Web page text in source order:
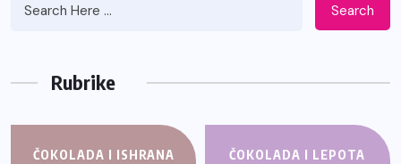
Search
Rubrike
ČOKOLADA I ISHRANA
ČOKOLADA I LEPOTA